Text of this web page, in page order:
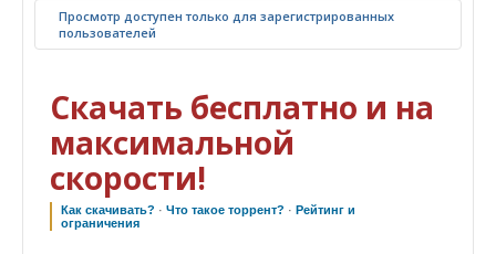
Просмотр доступен только для зарегистрированных
пользователей
Скачать бесплатно и на
максимальной
скорости!
Как скачивать? ·Что такое торрент? ·Рейтинг и
ограничения